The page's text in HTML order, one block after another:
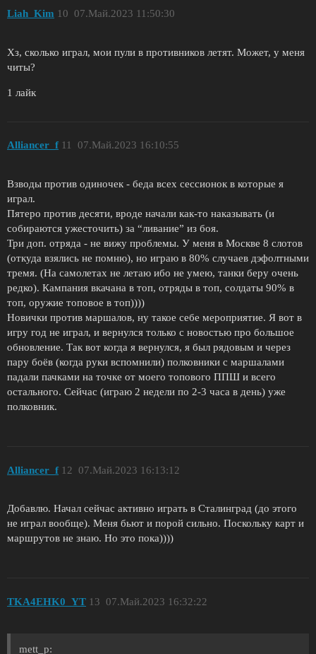
Liah_Kim 07.Май.2023 11:50:30
10
Хз, сколько играл, мои пули в противников летят. Может, у меня
читы?
1 лайк
Alliancer_f 07.Май.2023 16:10:55
11
Взводы против одиночек - беда всех сессионок в которые я
играл.
Пятеро против десяти, вроде начали как-то наказывать (и
собираются ужесточить) за “ливание” из боя.
Три доп. отряда - не вижу проблемы. У меня в Москве 8 слотов
(откуда взялись не помню), но играю в 80% случаев дэфолтными
тремя. (На самолетах не летаю ибо не умею, танки беру очень
редко). Кампания вкачана в топ, отряды в топ, солдаты 90% в
топ, оружие топовое в топ))))
Новички против маршалов, ну такое себе мероприятие. Я вот в
игру год не играл, и вернулся только с новостью про большое
обновление. Так вот когда я вернулся, я был рядовым и через
пару боёв (когда руки вспомнили) полковники с маршалами
падали пачками на точке от моего топового ППШ и всего
остального. Сейчас (играю 2 недели по 2-3 часа в день) уже
полковник.
Alliancer_f 07.Май.2023 16:13:12
12
Добавлю. Начал сейчас активно играть в Сталинград (до этого
не играл вообще). Меня бьют и порой сильно. Поскольку карт и
маршрутов не знаю. Но это пока))))
TKA4EHK0_YT 07.Май.2023 16:32:22
13
mett_p: